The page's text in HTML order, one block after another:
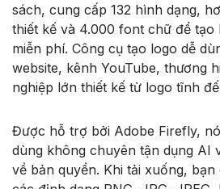
sách, cung cấp 132 hình dạng,
thiết kế và 4.000 font chữ để tạo
miễn phí. Công cụ tạo logo dễ
website, kênh YouTube, thương
nghiệp lớn thiết kế từ logo tĩnh
Được hỗ trợ bởi Adobe Firefly,
dùng không chuyên tận dụng AI
về bản quyền. Khi tải xuống,